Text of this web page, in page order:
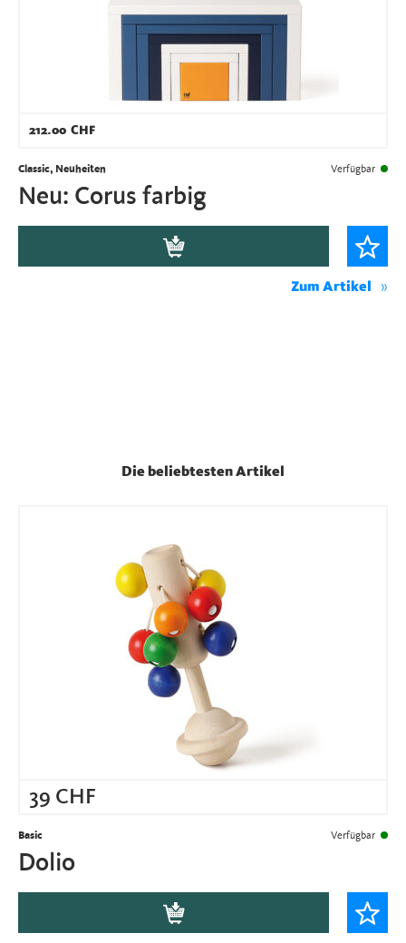
212.00 CHF
Classic, Neuheiten Verfügbar
Neu: Corus farbig
Zum Artikel
Die beliebtesten Artikel
39 CHF
Basic Verfügbar
Dolio